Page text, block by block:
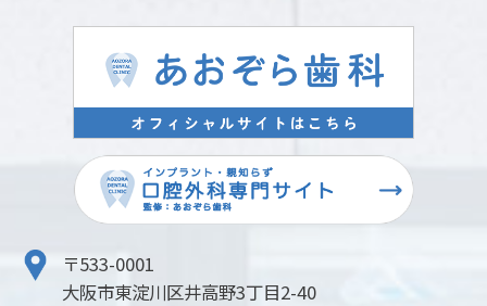
〒533-0001
大阪市東淀川区井高野3丁目2-40